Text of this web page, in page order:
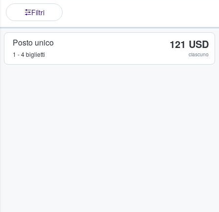
Filtri
Posto unico
1 - 4 biglietti
121 USD
ciascuno